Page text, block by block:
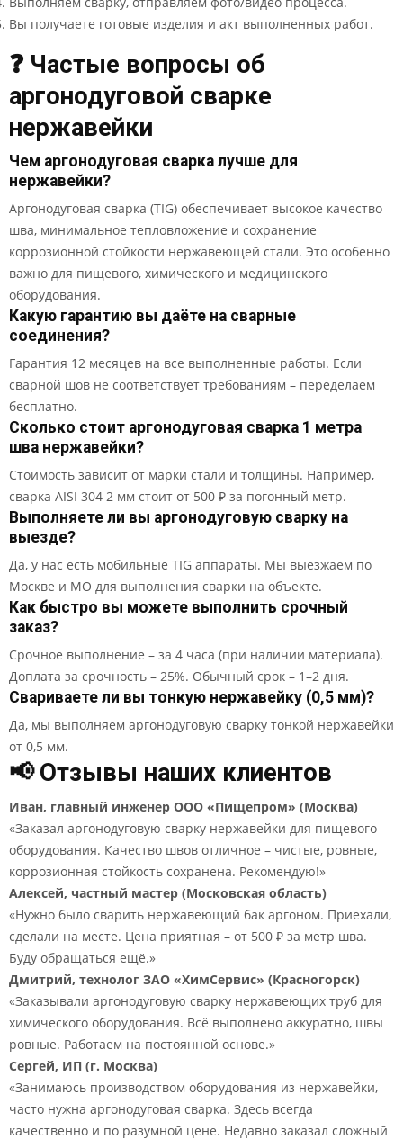
Вы получаете готовые изделия и акт выполненных работ.
❓ Частые вопросы об
аргонодуговой сварке
нержавейки
Чем аргонодуговая сварка лучше для
нержавейки?
Аргонодуговая сварка (TIG) обеспечивает высокое качество
шва, минимальное тепловложение и сохранение
коррозионной стойкости нержавеющей стали. Это особенно
важно для пищевого, химического и медицинского
оборудования.
Какую гарантию вы даёте на сварные
соединения?
Гарантия 12 месяцев на все выполненные работы. Если
сварной шов не соответствует требованиям – переделаем
бесплатно.
Сколько стоит аргонодуговая сварка 1 метра
шва нержавейки?
Стоимость зависит от марки стали и толщины. Например,
сварка AISI 304 2 мм стоит от 500 ₽ за погонный метр.
Выполняете ли вы аргонодуговую сварку на
выезде?
Да, у нас есть мобильные TIG аппараты. Мы выезжаем по
Москве и МО для выполнения сварки на объекте.
Как быстро вы можете выполнить срочный
заказ?
Срочное выполнение – за 4 часа (при наличии материала).
Доплата за срочность – 25%. Обычный срок – 1–2 дня.
Свариваете ли вы тонкую нержавейку (0,5 мм)?
Да, мы выполняем аргонодуговую сварку тонкой нержавейки
от 0,5 мм.
📢 Отзывы наших клиентов
Иван, главный инженер ООО «Пищепром» (Москва)
«Заказал аргонодуговую сварку нержавейки для пищевого
оборудования. Качество швов отличное – чистые, ровные,
коррозионная стойкость сохранена. Рекомендую!»
Алексей, частный мастер (Московская область)
«Нужно было сварить нержавеющий бак аргоном. Приехали,
сделали на месте. Цена приятная – от 500 ₽ за метр шва.
Буду обращаться ещё.»
Дмитрий, технолог ЗАО «ХимСервис» (Красногорск)
«Заказывали аргонодуговую сварку нержавеющих труб для
химического оборудования. Всё выполнено аккуратно, швы
ровные. Работаем на постоянной основе.»
Сергей, ИП (г. Москва)
«Занимаюсь производством оборудования из нержавейки,
часто нужна аргонодуговая сварка. Здесь всегда
качественно и по разумной цене. Недавно заказал сложный